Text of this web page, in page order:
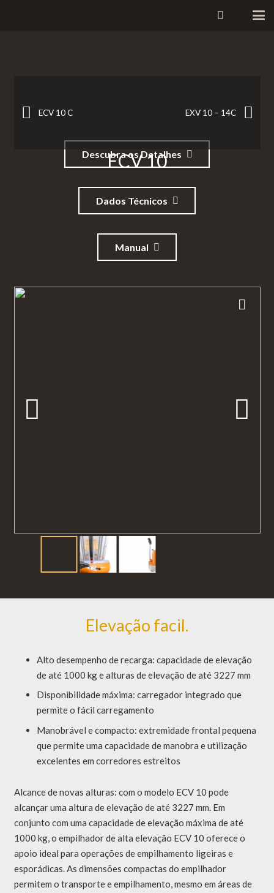
ECV 10 C EXV 10 – 14C
ECV 10
Descubra os Detalhes
Dados Técnicos
Manual
Elevação facil.
Alto desempenho de recarga: capacidade de elevação
de até 1000 kg e alturas de elevação de até 3227 mm
Disponibilidade máxima: carregador integrado que
permite o fácil carregamento
Manobrável e compacto: extremidade frontal pequena
que permite uma capacidade de manobra e utilização
excelentes em corredores estreitos
Alcance de novas alturas: com o modelo ECV 10 pode
alcançar uma altura de elevação de até 3227 mm. Em
conjunto com uma capacidade de elevação máxima de até
1000 kg, o empilhador de alta elevação ECV 10 oferece o
apoio ideal para operações de empilhamento ligeiras e
esporádicas. As dimensões compactas do empilhador
permitem o transporte e empilhamento, mesmo em áreas de